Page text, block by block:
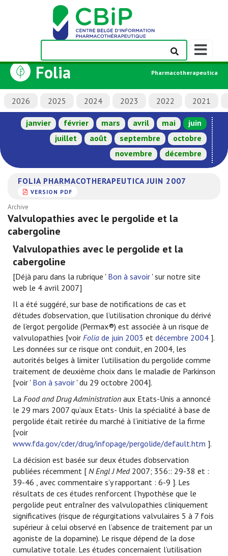
Afficher/
la
de
navigation
Folia Pharmacotherapeutica
2026 2025 2024 2023 2022 2021
janvier février mars avril mai
juin
juillet
août septembre
octobre
novembre
décembre
FOLIA PHARMACOTHERAPEUTICA JUIN 2007
VERSION PDF
Archive
Valvulopathies avec le pergolide et la
cabergoline
Valvulopathies avec le pergolide et la
cabergoline
[Déjà paru dans la rubrique ' Bon à savoir ' sur notre site
web le 4 avril 2007]
Il a été suggéré, sur base de notifications de cas et
d’études d’observation, que l’utilisation chronique du dérivé
de l’ergot pergolide (Permax®) est associée à un risque de
valvulopathies [voir Folia de juin 2003 et décembre 2004 ].
Les données sur ce risque ont conduit, en 2004, les
autorités belges à limiter l’utilisation du pergolide comme
traitement de deuxième choix dans le maladie de Parkinson
[voir ' Bon à savoir ' du 29 octobre 2004].
La Food and Drug Administration aux Etats-Unis a annoncé
le 29 mars 2007 qu’aux Etats- Unis la spécialité à base de
pergolide était retirée du marché à l’initiative de la firme
[voir
www.fda.gov/cder/drug/infopage/pergolide/default.htm ].
La décision est basée sur deux études d’observation
publiées récemment [ N Engl J Med2007; 356:: 29-38 et :
39-46 , avec commentaire s’y rapportant : 6-9 ]. Les
résultats de ces études renforcent l’hypothèse que le
pergolide peut entraîner des valvulopathies cliniquement
significatives (risque de régurgitations valvulaires 5 à 7 fois
supérieur à celui observé en l’absence de traitement par un
agoniste de la dopamine). Le risque dépend de la dose
cumulative totale. Les études concernaient l’utilisation